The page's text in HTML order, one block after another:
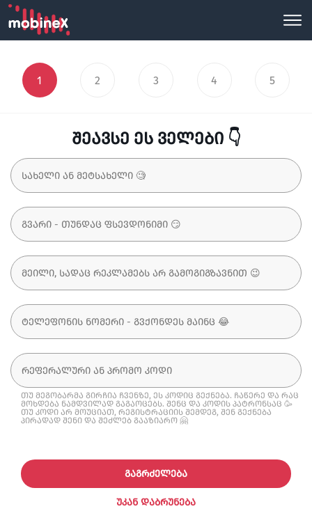
1 2 3 4 5
შეავსე ეს ველები 👇
თუ მეგობარმა გირჩია ჩვენზე, ეს კოდიც გექნება. ჩაწერე და რაც
მოხდება ნამდვილად გაგაოცებს. შენც და კოდის პატრონსაც 🥳
თუ კოდი არ მოუციათ, რეგისტრაციის შემდეგ, შენ გექნება
პირადად შენი და შეძლებ გააზიარო 🤗
ᲣᲙᲐᲜ ᲓᲐᲑᲠᲣᲜᲔᲑᲐ
ᲒᲐᲒᲠᲫᲔᲚᲔᲑᲐ